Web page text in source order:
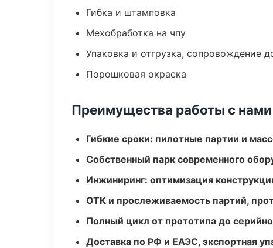
Гибка и штамповка
Мехобработка на чпу
Упаковка и отгрузка, сопровождение
Порошковая окраска
Преимущества работы с нами
Гибкие сроки: пилотные партии и
Собственный парк современного
Инжиниринг: оптимизация
ОТК и прослеживаемость партий,
Полный цикл от прототипа до
Доставка по РФ и ЕАЭС, экспортная